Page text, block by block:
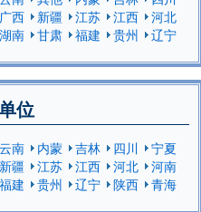
广西 新疆 江苏 江西
河北
湖南 甘肃 福建 贵州
辽宁
位
云南 内蒙 吉林 四川
宁夏
新疆 江苏 江西 河北
河南
福建 贵州 辽宁 陕西
青海